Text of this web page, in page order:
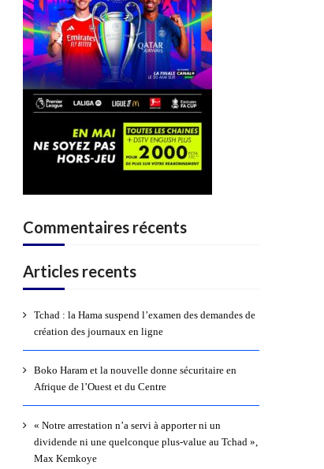
Commentaires récents
Articles recents
Tchad : la Hama suspend l’examen des demandes de
création des journaux en ligne
Boko Haram et la nouvelle donne sécuritaire en
Afrique de l’Ouest et du Centre
« Notre arrestation n’a servi à apporter ni un
dividende ni une quelconque plus-value au Tchad »,
Max Kemkoye